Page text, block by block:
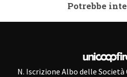
Potrebbe
N. Iscrizione Albo delle